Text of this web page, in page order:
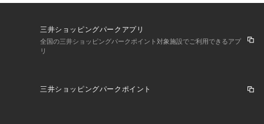
三井ショッピングパークアプリ
全国の三井ショッピングパークポイント対象施設でご利用できるアプ
リ
三井ショッピングパークポイント